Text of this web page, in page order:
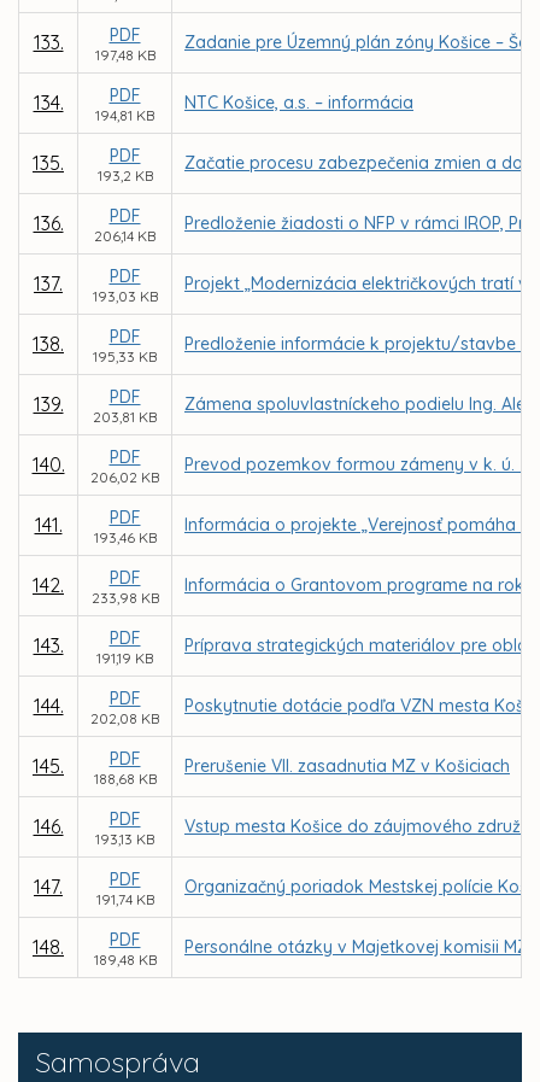
Samospráva
133. PDF
197,48 KB
Zadanie pre Územný plán zóny Košice –
134. PDF
194,81 KB
NTC Košice, a.s. – informácia
135. PDF
193,2 KB
Začatie procesu zabezpečenia zmien a
136. PDF
206,14 KB
Predloženie žiadosti o NFP v rámci IROP,
137. PDF
193,03 KB
Projekt „Modernizácia električkových tratí
138. PDF
195,33 KB
Predloženie informácie k projektu/stavbe
139. PDF
203,81 KB
Zámena spoluvlastníckeho podielu Ing.
140. PDF
206,02 KB
Prevod pozemkov formou zámeny v k. ú.
141. PDF
193,46 KB
Informácia o projekte „Verejnosť pomáha
142. PDF
233,98 KB
Informácia o Grantovom programe na rok
143. PDF
191,19 KB
Príprava strategických materiálov pre
144. PDF
202,08 KB
Poskytnutie dotácie podľa VZN mesta
145. PDF
188,68 KB
Prerušenie VII. zasadnutia MZ v Košiciach
146. PDF
193,13 KB
Vstup mesta Košice do záujmového
147. PDF
191,74 KB
Organizačný poriadok Mestskej polície
148. PDF
189,48 KB
Personálne otázky v Majetkovej komisii MZ